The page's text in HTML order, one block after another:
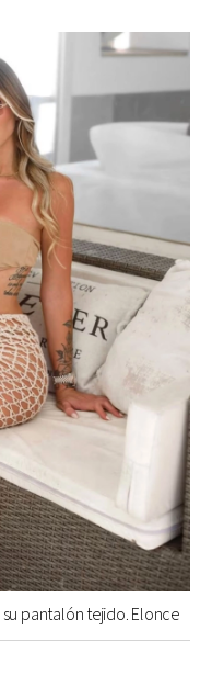
su pantalón tejido. Elonce